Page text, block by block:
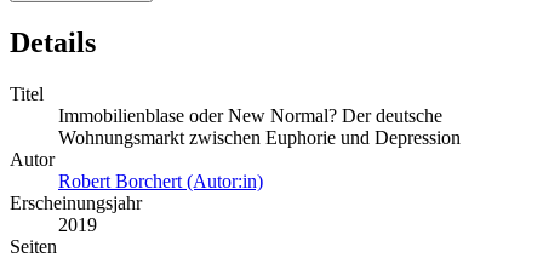
Details
Titel
Immobilienblase oder New Normal? Der deutsche
Wohnungsmarkt zwischen Euphorie und Depression
Autor
Robert Borchert (Autor:in)
Erscheinungsjahr
2019
Seiten